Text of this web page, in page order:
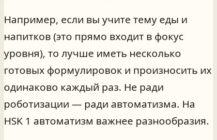
Например, если вы учите тему еды и
напитков (это прямо входит в фокус
уровня), то лучше иметь несколько
готовых формулировок и произносить их
одинаково каждый раз. Не ради
роботизации — ради автоматизма. На
HSK 1 автоматизм важнее разнообразия.